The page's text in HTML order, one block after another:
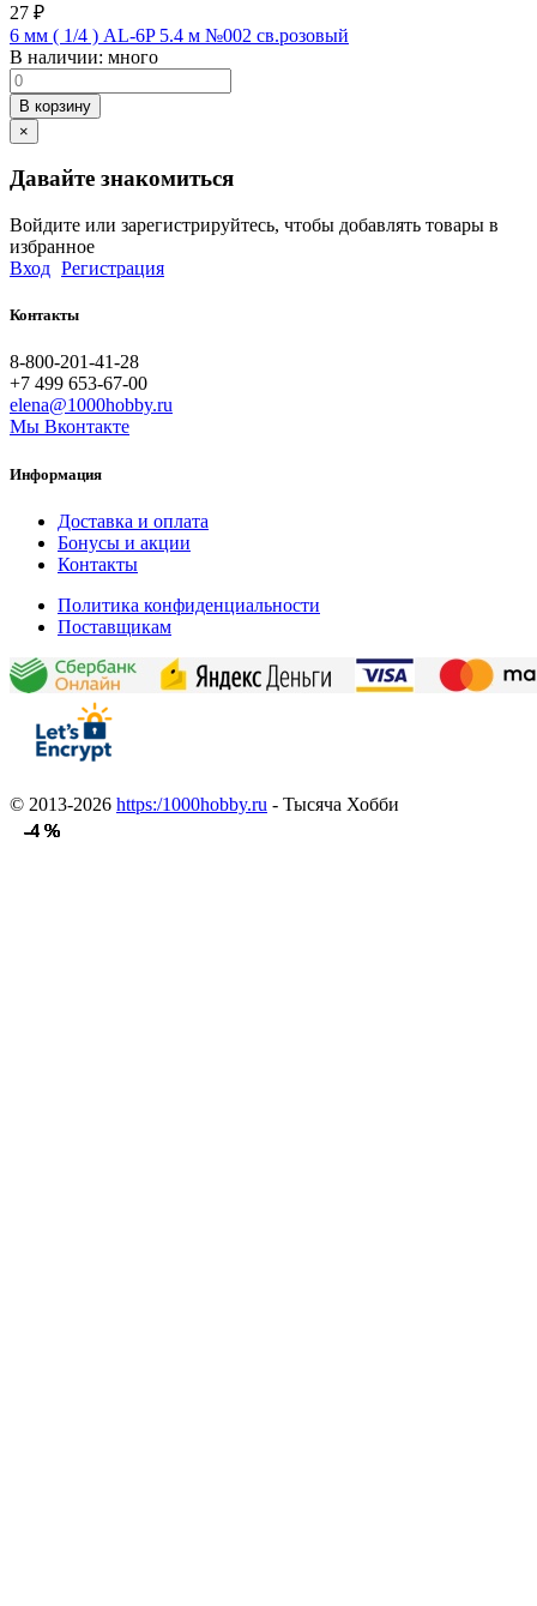
-4 %
-4 %
-4 %
-4 %
-4 %
-4 %
-4 %
-4 %
-4 %
-4 %
-4 %
-4 %
27 ₽
6 мм ( 1/4 ) AL-6P 5.4 м №002 св.розовый
В наличии: много
В корзину
×
Давайте знакомиться
Войдите или зарегистрируйтесь, чтобы добавлять товары в
избранное
Вход Регистрация
Контакты
8-800-201-41-28
+7 499 653-67-00
elena@1000hobby.ru
Мы Вконтакте
Информация
Доставка и оплата
Бонусы и акции
Контакты
Политика конфиденциальности
Поставщикам
© 2013-2026 https:/1000hobby.ru - Тысяча Хобби